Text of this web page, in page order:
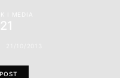
I MEDIA